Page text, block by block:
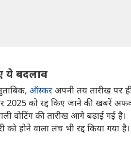
बदलाव
ऑस्कर अपनी तय तारीख पर ही
2025 को रद्द किए जाने की खबरें
वोटिंग की तारीख आगे बढ़ाई गई है।
होने वाला लंच भी रद्द किया गया है।